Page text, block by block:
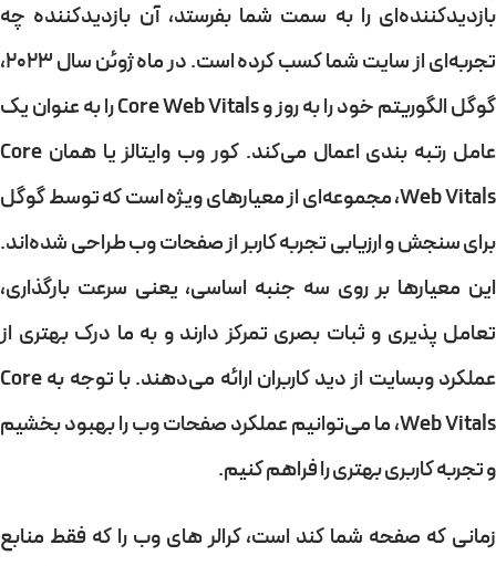
بازدیدکننده‌ای را به سمت شما بفرستد، آن بازدیدکننده چه
تجربه‌ای از سایت شما کسب کرده
است. در ماه ژوئن سال 2023،
گوگل الگوریتم خود را به روز و Core Web Vitals را به عنوان یک
عامل رتبه بندی اعمال می‌کند. کور وب وایتالز یا همان Core
Web Vitals، مجموعه‌ای از معیارهای ویژه است که توسط گوگل
برای سنجش و ارزیابی تجربه کاربر از صفحات وب طراحی شده‌اند.
این معیارها بر روی سه جنبه اساسی، یعنی سرعت بارگذاری،
تعامل پذیری و ثبات بصری تمرکز دارند و به ما درک بهتری از
عملکرد وبسایت از دید کاربران ارائه می‌دهند. با توجه به Core
Web Vitals، ما می‌توانیم عملکرد صفحات وب را بهبود بخشیم
وتجربه کاربری بهتریرا فراهم کنیم.
زمانی که صفحه شما کند است، کرالر های وب را که فقط منابع